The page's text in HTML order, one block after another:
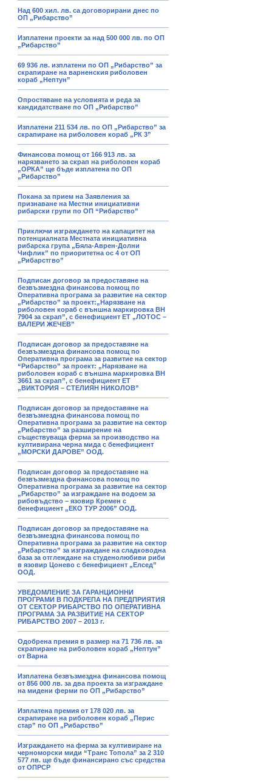
Над 600 хил. лв. са договорирани днес по
ОП „Рибарство”
Изплатени проекти за над 500 000 лв. по ОП
„Рибарство”
69 936 лв. изплатени по ОП „Рибарство” за
скрапиране на варненския риболовен
кораб „Нептун”
Опростяване на условията и реда за
кандидатстване по ОП „Рибарство”
Изплатени 211 534 лв. по ОП „Рибарство” за
скрапиране на риболовен кораб „РК 3”
Финансова помощ от 166 913 лв. за
нарязването за скрап на риболовен кораб
„ОРКА” ще бъде изплатена по ОП
„Рибарство”
Покана за прием на Заявления за
признаване на Местни инициативни
рибарски групи по ОП “Рибарство”
Приключи изграждането на капацитет на
потенциалната Местната инициативна
рибарска група „Бяла-Аврен-Долни
Чифлик” по приоритетна ос 4 от ОП
„Рибарстгво”
Подписан договор за предоставяне на
безвъзмездна финансова помощ по
Оперативна програма за развитие на сектор
„Рибарство” за проект:„Нарязване на
риболовен кораб с външна маркировка ВН
7904 за скрап”, с бенефициент ЕТ „ЛОТОС –
ВАЛЕРИ ЖЕЧЕВ”
Подписан договор за предоставяне на
безвъзмездна финансова помощ по
Оперативна програма за развитие на сектор
“Рибарство” за проект: „Нарязване на
риболовен кораб с външна маркировка ВН
3661 за скрап”, с бенефициент ЕТ
„ВИКТОРИЯ – СТЕЛИЯН НИКОЛОВ”
Подписан договор за предоставяне на
безвъзмездна финансова помощ по
Оперативна програма за развитие на сектор
„Рибарство” за разширение на
съществуваща ферма за производство на
култивирана черна мида с бенефициент
„МОРСКИ ДАРОВЕ” ООД.
Подписан договор за предоставяне на
безвъзмездна финансова помощ по
Оперативна програма за развитие на сектор
„Рибарство” за изграждане на водоем за
рибовъдство – язовир Кремен с
бенефициент „ЕКО ТУР 2006” ООД.
Подписан договор за предоставяне на
безвъзмездна финансова помощ по
Оперативна програма за развитие на сектор
„Рибарство” за изграждане на сладководна
база за отглеждане на студенолюбиви риби
в язовир Цонево с бенефициент „Елсед”
ООД.
УВЕДОМЛЕНИЕ ЗА ГАРАНЦИОННИ
ПРОГРАМИ В ПОДКРЕПА НА ПРЕДПРИЯТИЯ
ОТ СЕКТОР РИБАРСТВО ПО ОПЕРАТИВНА
ПРОГРАМА ЗА РАЗВИТИЕ НА СЕКТОР
РИБАРСТВО 2007 – 2013 г.
Одобрена премия в размер на 71 736 лв. за
скрапиране на риболовен кораб „Нептун”
от Варна
Изплатена безвъзмездна финансова помощ
от 856 000 лв. за два проекта за изграждане
на мидени ферми по ОП „Рибарство”
Изплатена премия от 178 020 лв. за
скрапиране на риболовен кораб „Перис
стар” по ОП „Рибарство”
Изграждането на ферма за култивиране на
черноморски миди “Транс Топола” за 2 310
577 лв. ще бъде финансирано със средства
от ОПРСР